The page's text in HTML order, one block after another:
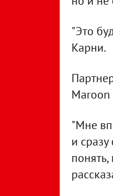
"Это
Карни.
"Мне
и сразу